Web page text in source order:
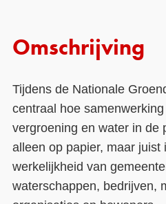
Omschrijving
Tijdens de Nationale
centraal hoe
vergroening en water in de
alleen op papier, maar juist
werkelijkheid van
waterschappen, bedrijven,